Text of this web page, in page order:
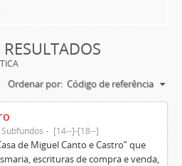
Ordenar por: Código de referência
Subfundos [14--]-[18--]
de Miguel Canto e Castro” que
escrituras de compra e venda,